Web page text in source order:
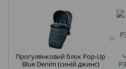
Прогулянковий блок Pop-Up
Blue Denim (синій джинс)